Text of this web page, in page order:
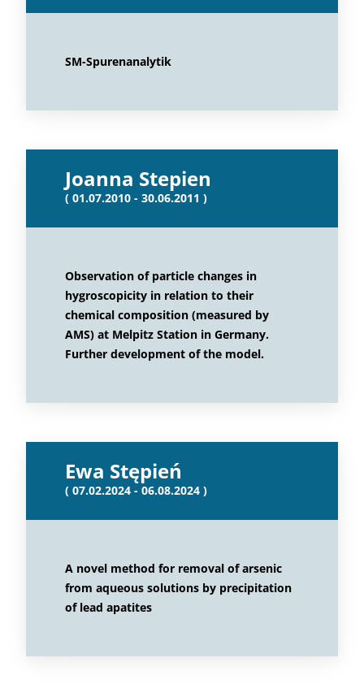
SM-Spurenanalytik
Joanna Stepien
( 01.07.2010 - 30.06.2011 )
Observation of particle changes in
hygroscopicity in relation to their
chemical composition (measured by
AMS) at Melpitz Station in Germany.
Further development of the model.
Ewa Stępień
( 07.02.2024 - 06.08.2024 )
A novel method for removal of arsenic
from aqueous solutions by precipitation
of lead apatites